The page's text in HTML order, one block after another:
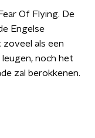
Of Flying. De
Engelse
als een
noch het
zal berokkenen.